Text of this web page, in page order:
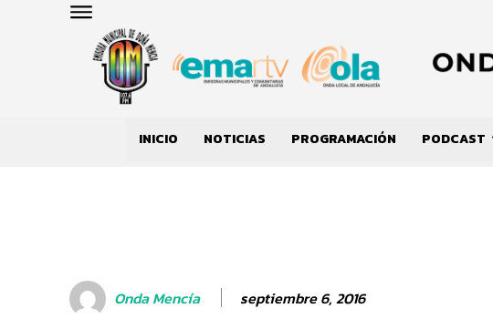
INICIO NOTICIAS PROGRAMACIÓN PODCAST
Onda Mencía septiembre 6, 2016